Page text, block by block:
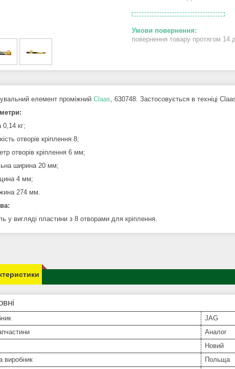
повернення товару протягом 14
елемент проміжний Claas, 630748. Застосовується в техніці
0,14 кг;
отворів кріплення 8;
отворів кріплення 6 мм;
ширина 20 мм;
4 мм;
274 мм.
у вигляді пластини з 8 отворами для кріплення.
JAG
Аналог
Новий
виробник
Польща